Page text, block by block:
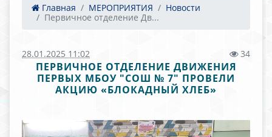
Главная МЕРОПРИЯТИЯ
Новости
Первичное отделение Дв...
28.01.2025 11:02 34
ПЕРВИЧНОЕ ОТДЕЛЕНИЕ ДВИЖЕНИЯ
ПЕРВЫХ МБОУ "СОШ № 7" ПРОВЕЛИ
АКЦИЮ «БЛОКАДНЫЙ ХЛЕБ»